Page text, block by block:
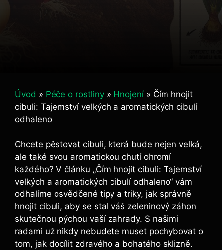
Úvod » Péče o rostliny » Hnojení » Čím hnojit
cibuli: Tajemství velkých a aromatických cibulí
odhaleno
Chcete pěstovat cibuli, která bude nejen velká,
ale také svou ​aromatickou chutí ohromí⁤
každého? V článku⁤ „Čím hnojit ⁣cibuli: Tajemství‍
velkých a aromatických⁢ cibulí odhaleno“⁤ vám
odhalíme osvědčené tipy a triky, jak správně
hnojit cibuli, aby se ‍stal‍ váš ​zeleninový‍ záhon
skutečnou pýchou vaší zahrady. S ​našimi
radami už nikdy ⁢nebudete‍ muset pochybovat ‌o
tom, jak⁣ docílit​ zdravého a bohatého sklizně.